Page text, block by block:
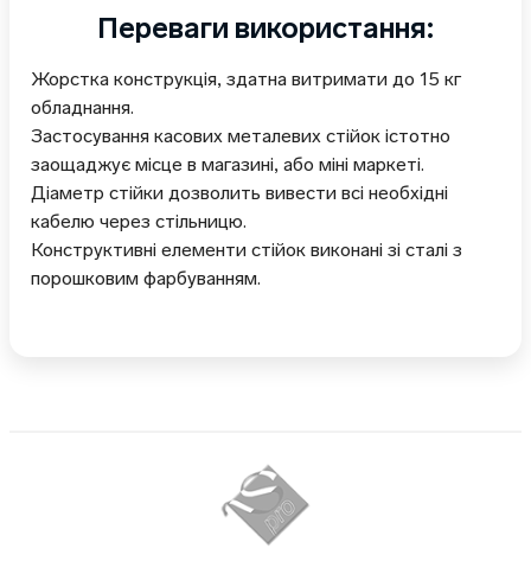
Переваги використання:
Жорстка конструкція, здатна витримати до 15 кг
обладнання.
Застосування касових металевих стійок істотно
заощаджує місце в магазині, або міні маркеті.
Діаметр стійки дозволить вивести всі необхідні
кабелю через стільницю.
Конструктивні елементи стійок виконані зі сталі з
порошковим фарбуванням.